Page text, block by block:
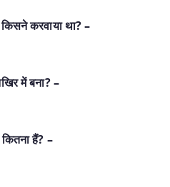
किसने करवाया था? –
में बना? –
हैं? –